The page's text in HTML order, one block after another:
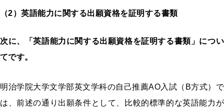
（2）英語能力に関する出願資格を証明する書類
次に、「英語能力に関する出願資格を証明する書類」につい
てです。
明治学院大学文学部英文学科の自己推薦AO入試（B方式）で
は、前述の通り出願条件として、比較的標準的な英語能力が